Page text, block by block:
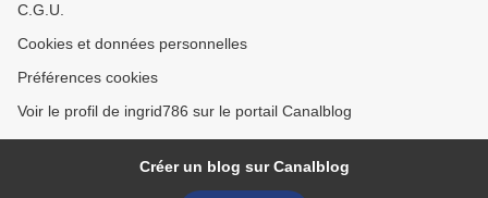
C.G.U.
Cookies et données personnelles
Préférences cookies
Voir le profil de ingrid786 sur le portail Canalblog
Créer un blog sur Canalblog